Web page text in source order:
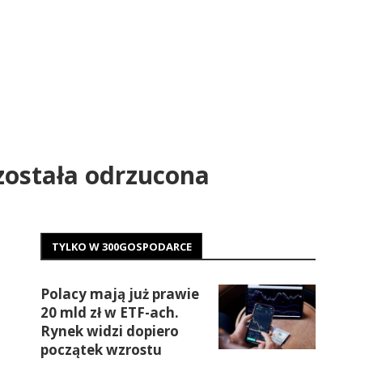
odrzucona
TYLKO W 300GOSPODARCE
Polacy mają już prawie
20 mld zł w ETF-ach.
Rynek widzi dopiero
początek wzrostu